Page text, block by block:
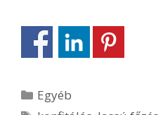
Kategória
Egyéb